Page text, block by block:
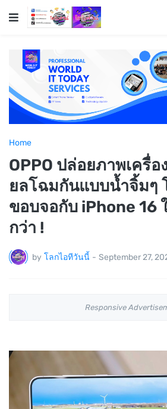
Home
OPPO ปล่อยภาพเครื่อ
ยลโฉมกันแบบน้ำจิ้มๆ
ขอบจอกับ iPhone 16
กว่า !
by โลกไอทีวันนี้ - September 27,
Responsive